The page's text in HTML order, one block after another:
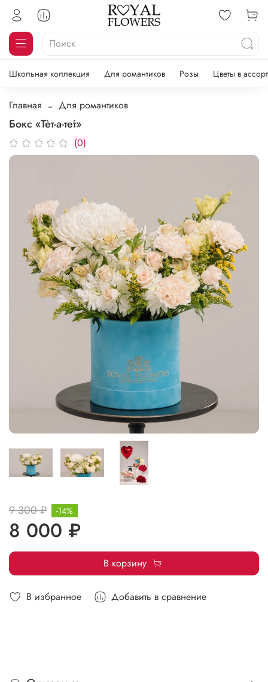
Школьная коллекция Для романтиков Розы Цветы в
Главная Для романтиков
Бокс «Тѐт-а-те́т»
(0)
В избранное Добавить в сравнение
9 300 ₽
8 000 ₽
-14%
В корзину